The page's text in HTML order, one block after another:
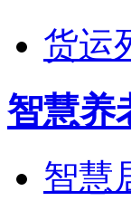
货运
智慧养
智慧